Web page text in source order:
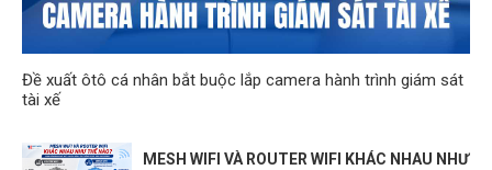
Đề xuất ôtô cá nhân bắt buộc lắp camera hành trình giám sát
tài xế
MESH WIFI VÀ ROUTER WIFI KHÁC NHAU NHƯ